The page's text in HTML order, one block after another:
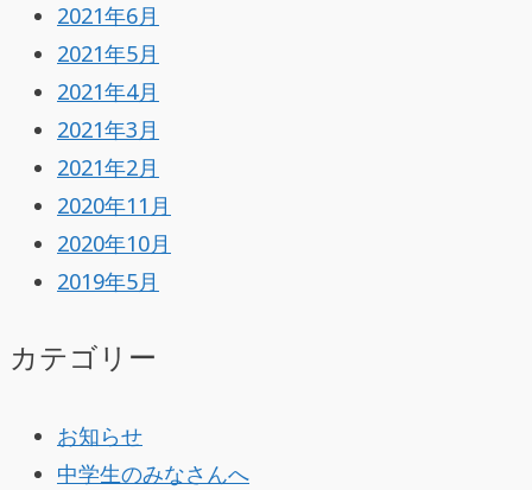
2021年6月
2021年5月
2021年4月
2021年3月
2021年2月
2020年11月
2020年10月
2019年5月
カテゴリー
お知らせ
中学生のみなさんへ